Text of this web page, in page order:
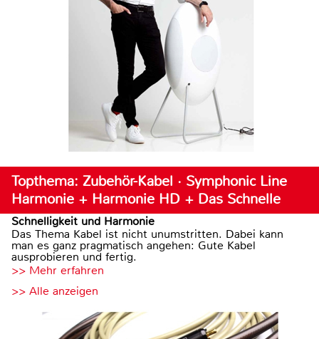
Topthema: Zubehör-Kabel · Symphonic Line
Harmonie + Harmonie HD + Das Schnelle
Schnelligkeit und Harmonie
Das Thema Kabel ist nicht unumstritten. Dabei kann
man es ganz pragmatisch angehen: Gute Kabel
ausprobieren und fertig.
>> Mehr erfahren
>> Alle anzeigen